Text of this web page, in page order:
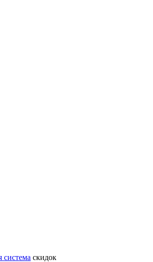
система скидок